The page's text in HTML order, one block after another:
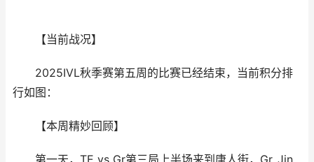
【当前战况】
2025IVL秋季赛第五周的比赛已经结束，当前积分排
行如图：
【本周精妙回顾】